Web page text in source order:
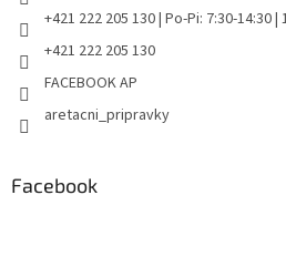
+421 222 205 130 | Po-Pi: 7:30-14:30 |
+421 222 205 130
FACEBOOK AP
aretacni_pripravky
Facebook